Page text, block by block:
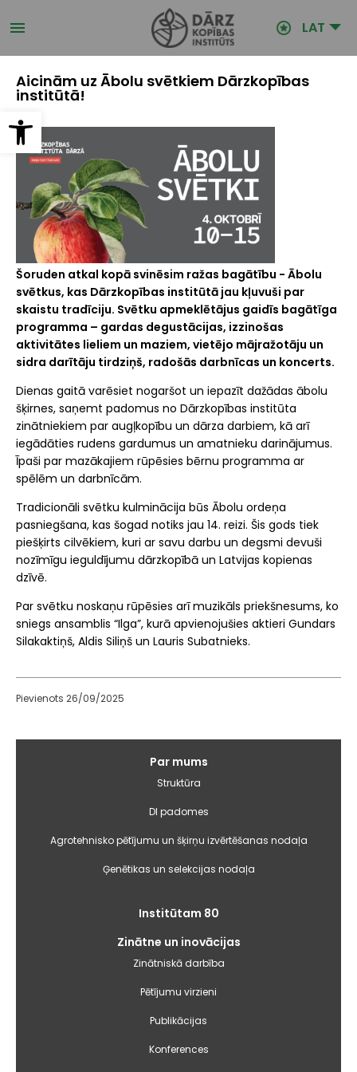
Open toolbar
uz
galveno LAT
Aicinām uz Ābolu svētkiem Dārzkopības
institūtā!
Šoruden atkal kopā svinēsim ražas bagātību - Ābolu
svētkus, kas Dārzkopības institūtā jau kļuvuši par
skaistu tradīciju. Svētku apmeklētājus gaidīs bagātīga
programma – gardas degustācijas, izzinošas
aktivitātes lieliem un maziem, vietējo mājražotāju un
sidra darītāju tirdziņš, radošās darbnīcas un koncerts.
Dienas gaitā varēsiet nogaršot un iepazīt dažādas ābolu
šķirnes, saņemt padomus no Dārzkopības institūta
zinātniekiem par augļkopību un dārza darbiem, kā arī
iegādāties rudens gardumus un amatnieku darinājumus.
Īpaši par mazākajiem rūpēsies bērnu programma ar
spēlēm un darbnīcām.
Tradicionāli svētku kulminācija būs Ābolu ordeņa
pasniegšana, kas šogad notiks jau 14. reizi. Šis gods tiek
piešķirts cilvēkiem, kuri ar savu darbu un degsmi devuši
nozīmīgu ieguldījumu dārzkopībā un Latvijas kopienas
dzīvē.
Par svētku noskaņu rūpēsies arī muzikāls priekšnesums, ko
sniegs ansamblis “Ilga”, kurā apvienojušies aktieri Gundars
Silakaktiņš, Aldis Siliņš un Lauris Subatnieks.
Pievienots 26/09/2025
Par mums
Struktūra
DI padomes
Agrotehnisko pētījumu un šķirņu izvērtēšanas nodaļa
Ģenētikas un selekcijas nodaļa
Institūtam 80
Zinātne un inovācijas
Zinātniskā darbība
Pētījumu virzieni
Publikācijas
Konferences